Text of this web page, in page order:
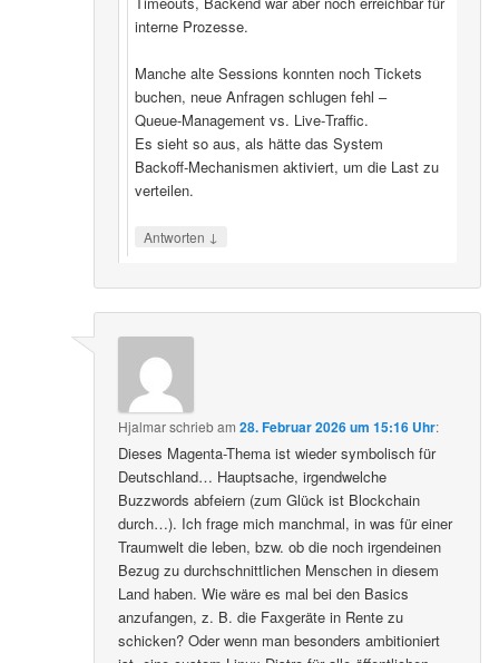
interne Prozesse.
Manche alte Sessions konnten noch Tickets
buchen, neue Anfragen schlugen fehl –
Queue‑Management vs. Live‑Traffic.
Es sieht so aus, als hätte das System
Backoff‑Mechanismen aktiviert, um die Last zu
verteilen.
Antworten ↓
Hjalmarschriebam28. Februar 2026 um 15:16 Uhr:
Dieses Magenta-Thema ist wieder symbolisch für
Deutschland… Hauptsache, irgendwelche
Buzzwords abfeiern (zum Glück ist Blockchain
durch…). Ich frage mich manchmal, in was für einer
Traumwelt die leben, bzw. ob die noch irgendeinen
Bezug zu durchschnittlichen Menschen in diesem
Land haben. Wie wäre es mal bei den Basics
anzufangen, z. B. die Faxgeräte in Rente zu
schicken? Oder wenn man besonders ambitioniert